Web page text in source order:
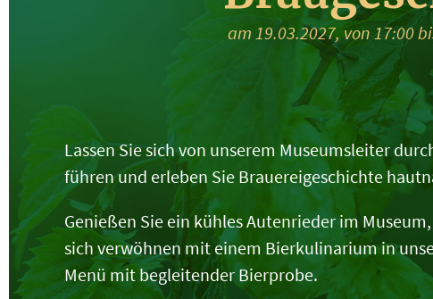
am 19.03.2027, von 17:00
Lassen Sie sich von unserem Museumsleiter
führen und erleben Sie Brauereigeschichte
Genießen Sie ein kühles Autenrieder im
sich verwöhnen mit einem Bierkulinarium in
Menü mit begleitender Bierprobe.